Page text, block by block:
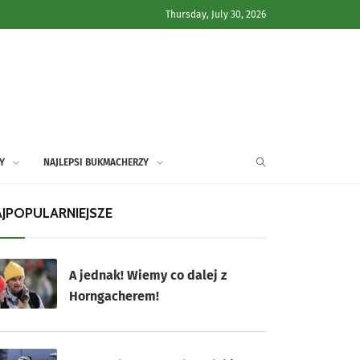
Thursday, July 30, 2026
NAJLEPSI BUKMACHERZY
A jednak! Wiemy co dalej z
Horngacherem!